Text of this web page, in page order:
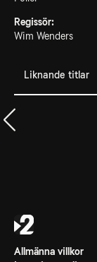
Regissör:
Wim Wenders
Liknande titlar
Allmänna villkor